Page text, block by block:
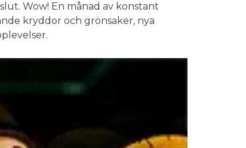
Wow! En månad av konstant
kryddor och grönsaker, nya